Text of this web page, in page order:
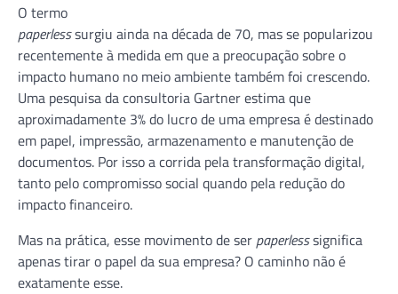
O termo
paperlesssurgiu ainda na década de 70, mas se popularizou
recentemente à medida em que a preocupação sobre o
impacto humano no meio ambiente também foi crescendo.
Uma pesquisa da consultoria Gartner estima que
aproximadamente 3% do lucro de uma empresa é destinado
em papel, impressão, armazenamento e manutenção de
documentos. Por isso a corrida pela transformação digital,
tanto pelo compromisso social quando pela redução do
impacto financeiro.
Mas na prática, esse movimento de ser paperlesssignifica
apenas tirar o papel da sua empresa? O caminho não é
exatamente esse.